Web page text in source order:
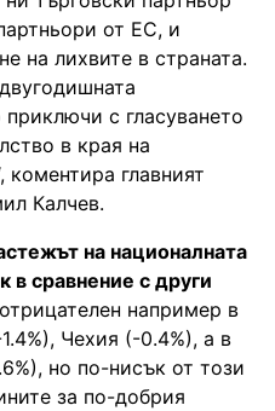
от ЕС, и
на лихвите в страната.
с гласуването
в края на
главният
Калчев.
на националната
сравнение с други
например в
Чехия (-0.4%), а в
но по-нисък от този
за по-добрия